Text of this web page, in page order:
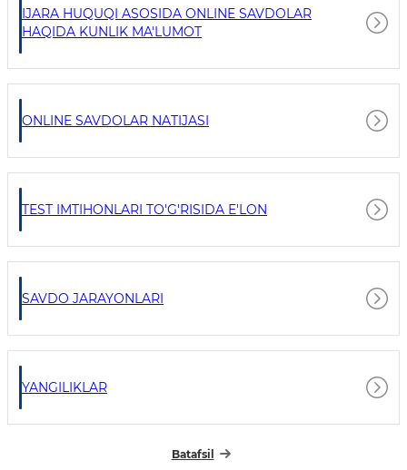
IJARA HUQUQI ASOSIDA ONLINE SAVDOLAR
HAQIDA KUNLIK MA'LUMOT
ONLINE SAVDOLAR NATIJASI
TEST IMTIHONLARI TO'G'RISIDA E'LON
SAVDO JARAYONLARI
YANGILIKLAR
Batafsil